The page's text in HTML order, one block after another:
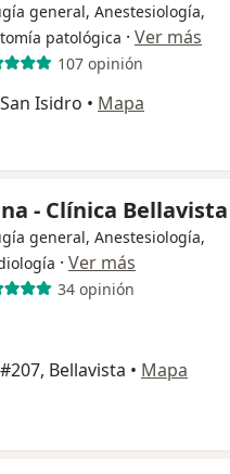
general, Anestesiología,
patológica · Ver más
107 opinión
Isidro • Mapa
- Clínica Bellavista
general, Anestesiología,
· Ver más
34 opinión
Bellavista • Mapa